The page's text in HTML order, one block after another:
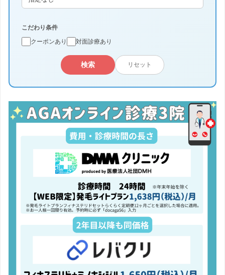
こだわり条件
クーポンあり 対面診療あり
検索 リセット